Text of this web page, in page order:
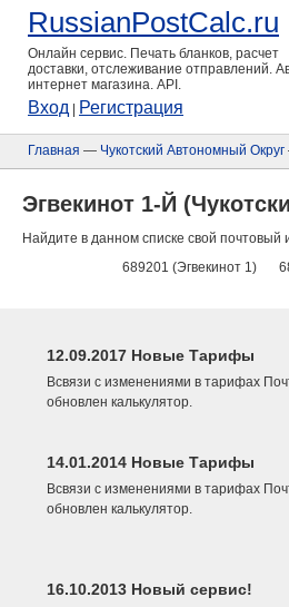
RussianPostCalc.ru
Онлайн сервис. Печать бланков, расчет
доставки, отслеживание отправлений.
интернет магазина. API.
Вход Регистрация
Главная — Чукотский Автономный Округ
Эгвекинот 1-Й
Найдите в данном списке свой почтовый
689201 (Эгвекинот 1)
12.09.2017 Новые Тарифы
Всвязи с изменениями в тарифах
обновлен калькулятор.
14.01.2014 Новые Тарифы
Всвязи с изменениями в тарифах
обновлен калькулятор.
16.10.2013 Новый сервис!